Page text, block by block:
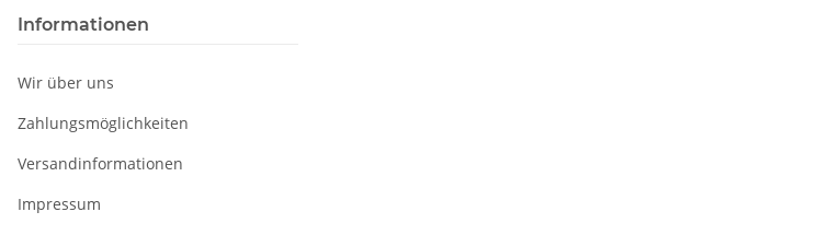
Informationen
Wir über uns
Zahlungsmöglichkeiten
Versandinformationen
Impressum